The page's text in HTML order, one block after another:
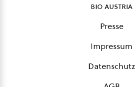
bio austria
Presse
Impressum
Datenschutz